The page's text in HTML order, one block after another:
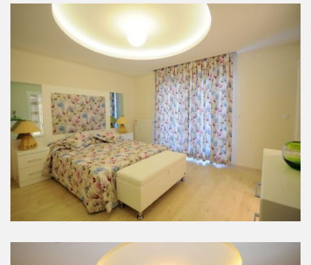
Yatak Odaları
Yatak Odaları